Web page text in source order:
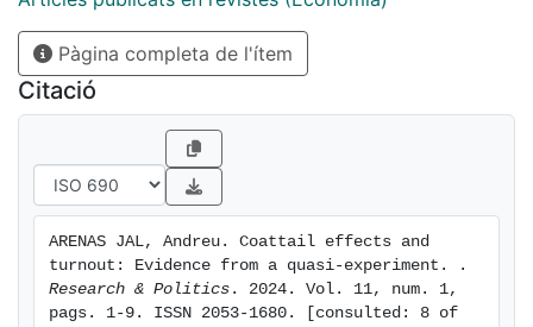
reduces its support in the concurrent election by 0.25
pp. This comes along with a decline in turnout of the
same size in both elections
Pàgina completa de l'ítem
Citació
ARENAS JAL, Andreu. Coattail effects and
Research & Politics . 2024. Vol. 11, num. 1,
pags. 1-9. ISSN 2053-1680. [consulted: 8 of